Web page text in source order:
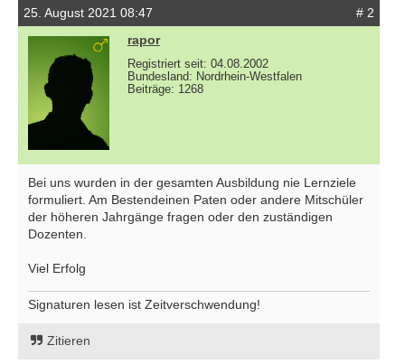
25. August 2021 08:47
# 2
rapor
Registriert seit: 04.08.2002
Bundesland: Nordrhein-Westfalen
Beiträge: 1268
Bei uns wurden in der gesamten Ausbildung nie Lernziele
formuliert. Am Bestendeinen Paten oder andere Mitschüler
der höheren Jahrgänge fragen oder den zuständigen
Dozenten.
Viel Erfolg
Signaturen lesen ist Zeitverschwendung!
Zitieren